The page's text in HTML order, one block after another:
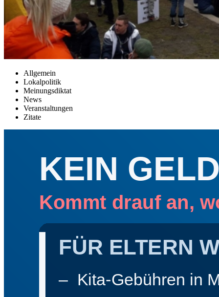
Allgemein
Lokalpolitik
Meinungsdiktat
News
Veranstaltungen
Zitate